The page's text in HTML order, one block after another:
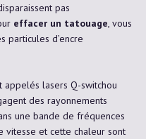
pas
effacer un tatouage, vous
particules d’encre
appelés lasers Q-switchou
des rayonnements
une bande de fréquences
vitesse et cette chaleur sont